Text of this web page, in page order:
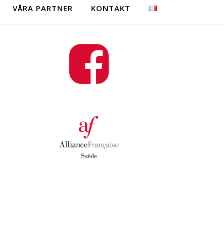
VÅRA PARTNER KONTAKT